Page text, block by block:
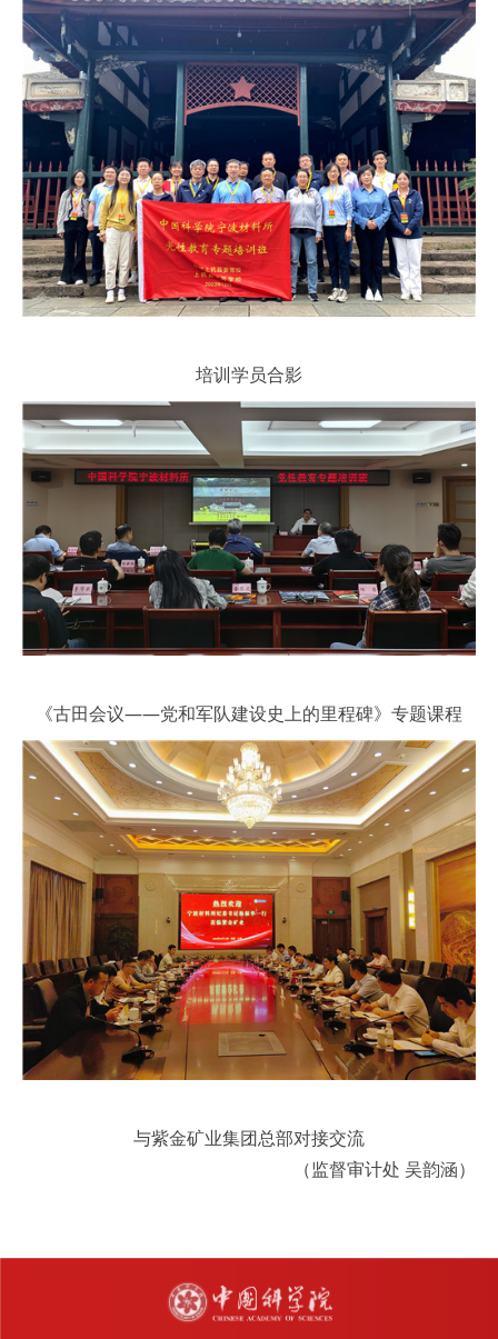
培训学员合影
《古田会议——党和军队建设史上的里程碑》专题课程
与紫金矿业集团总部对接交流
（监督审计处 吴韵涵）